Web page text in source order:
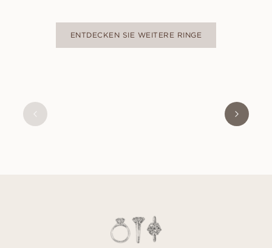
ENTDECKEN SIE WEITERE RINGE